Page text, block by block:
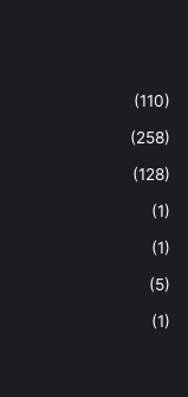
(110)
(258)
(128)
(1)
(1)
(5)
(1)